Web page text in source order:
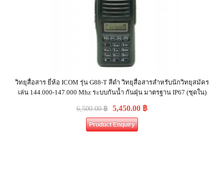
วิทยุสื่อสาร ยี่ห้อ ICOM รุ่น G88-T สีดำ วิทยุสื่อสารสำหรับนักวิทยุสมัคร
เล่น 144.000-147.000 Mhz ระบบกันน้ำ กันฝุ่น มาตรฐาน IP67 (ชุดใน)
6,500.00฿ 5,450.00 ฿
Product Enquiry